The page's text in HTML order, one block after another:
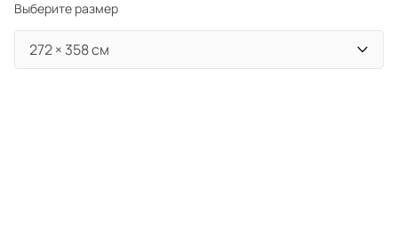
Выберите размер